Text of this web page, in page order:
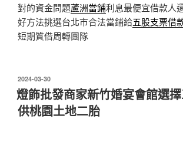
對的資金問題蘆洲當鋪利息最便宜借款人
好方法挑選台北市合法當鋪給五股支票借
短期質借周轉團隊
發
佈
於
2024-03-30
燈飾批發商家新竹婚宴會館選
供桃園土地二胎